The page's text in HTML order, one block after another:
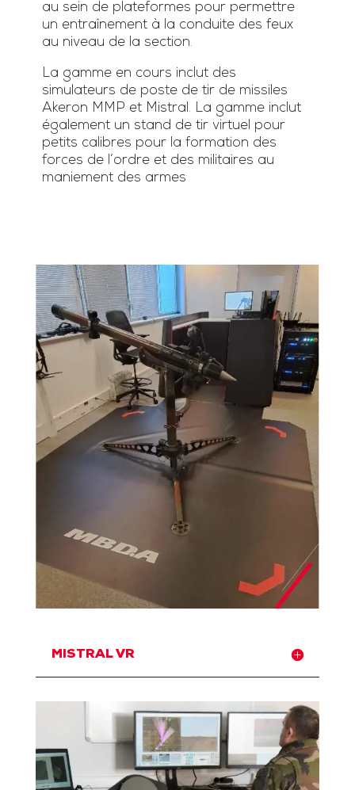
au sein de plateformes pour permettre
un entraînement à la conduite des feux
au niveau de la section.
La gamme en cours inclut des
simulateurs de poste de tir de missiles
Akeron MMP et Mistral. La gamme inclut
également un stand de tir virtuel pour
petits calibres pour la formation des
forces de l’ordre et des militaires au
maniement des armes
MISTRAL VR